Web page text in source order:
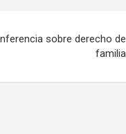
sobre derecho de
familia